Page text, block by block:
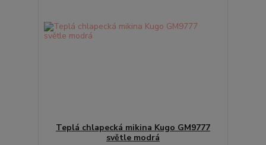
Teplá chlapecká mikina Kugo GM9777
světle modrá